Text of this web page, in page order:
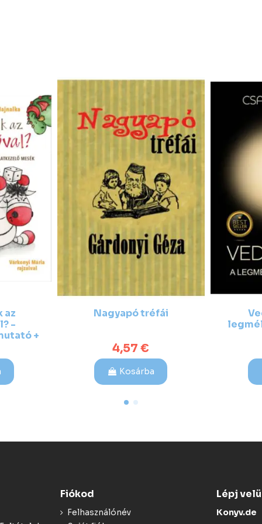
az
-
+
Nagyapó tréfái
4,57 €
Kosárba
Fiókod
Felhasználónév
Lépj
Konyv.de